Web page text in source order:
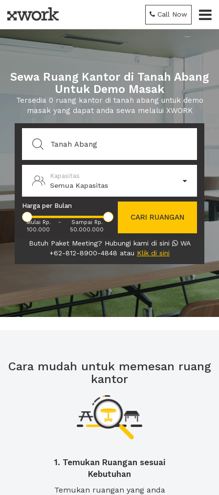
Call Now
Sewa Ruang Kantor di Tanah Abang
Untuk Demo Masak
Tersedia 0 ruang kantor di tanah abang untuk demo
masak yang dapat anda sewa melalui XWORK
Kapasitas
Semua Kapasitas
Harga per Bulan
Mulai Rp.
100.000
-
Sampai Rp.
50.000.000
CARI RUANGAN
Butuh Paket Meeting? Hubungi kami di sini
WA
+62-812-8900-4848 atau Klik di sini
Cara mudah untuk memesan ruang
kantor
1. Temukan Ruangan sesuai
Kebutuhan
Temukan ruangan yang anda